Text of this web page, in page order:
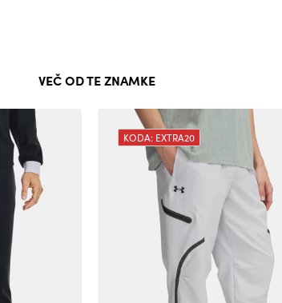
VEČ OD TE ZNAMKE
KODA: EXTRA20